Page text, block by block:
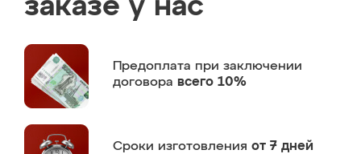
заказе у нас
Предоплата при заключении
договора всего 10%
Сроки изготовления от 7 дней